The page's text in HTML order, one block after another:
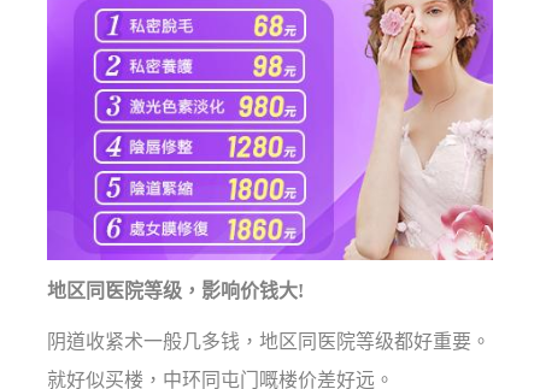
地区同医院等级，影响价钱大!
阴道收紧术一般几多钱，地区同医院等级都好重要。
就好似买楼，中环同屯门嘅楼价差好远。